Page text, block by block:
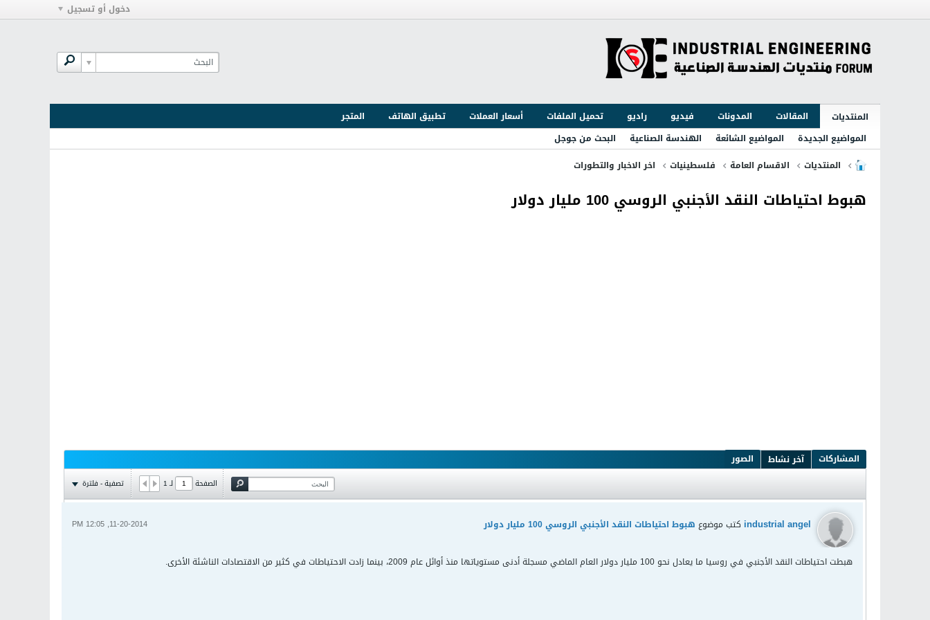
دخول أو تسجيل
المنتديات المقالات المدونات فيديو راديو تحميل الملفات أسعار العملات تطبيق الهاتف
المتجر
المواضيع الجديدة
المواضيع الشائعة الهندسة الصناعية
البحث من جوجل
المنتديات
الاقسام العامة فلسطينيات اخر الاخبار والتطورات
هبوط احتياطات النقد الأجنبي الروسي 100 مليار دولار
المشاركات آخر نشاط الصور
الصفحة لـ1 تصفية - فلترة
industrial angel كتب موضوع هبوط احتياطات النقد الأجنبي الروسي 100 مليار دولار 11-20-2014, 12:05 PM
هبطت احتياطات النقد الأجنبي في روسيا ما يعادل نحو 100 مليار دولار العام الماضي مسجلة أدنى مستوياتها منذ أوائل عام 2009، بينما زادت الاحتياطات في كثير من الاقتصادات الناشئة الأخرى.